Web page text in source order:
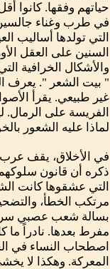
حياتهم وفقها. كانوا
في طرب وغناء جالسين
التي تولدها أساليب
السنين على العقل
والأشكال الخرافية
" بيت الشعر ". يعرف
غير طبيعي. يقرأ
الفريسة على
لماذا عليه الشعور
في الأخلاق، يقف عرب
ذكره أن قانون سلوكهم
التي عشقوها كانت
مرتكب الخطأ،
بسالة شعب عصبي
مفرط بعدها. نادراً ما
اصطحاب النساء في
المعركة. وهكذا لا